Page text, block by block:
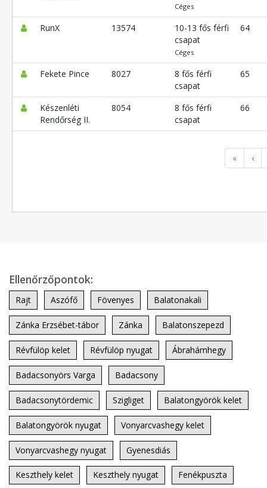
Céges
RunX 13574
10-13 fős férfi
csapat
Céges
64
Fekete Pince 8027
8 fős férfi
csapat
65
Készenléti
Rendőrség II.
8054
8 fős férfi
csapat
66
« ‹
Ellenőrzőpontok:
Rajt Aszófő Fövenyes Balatonakali
Zánka Erzsébet-tábor Zánka Balatonszepezd
Révfülöp kelet Révfülöp nyugat Ábrahámhegy
Badacsonyörs Varga Badacsony
Badacsonytördemic Szigliget Balatongyörök kelet
Balatongyörök nyugat Vonyarcvashegy kelet
Vonyarcvashegy nyugat Gyenesdiás
Keszthely kelet Keszthely nyugat Fenékpuszta